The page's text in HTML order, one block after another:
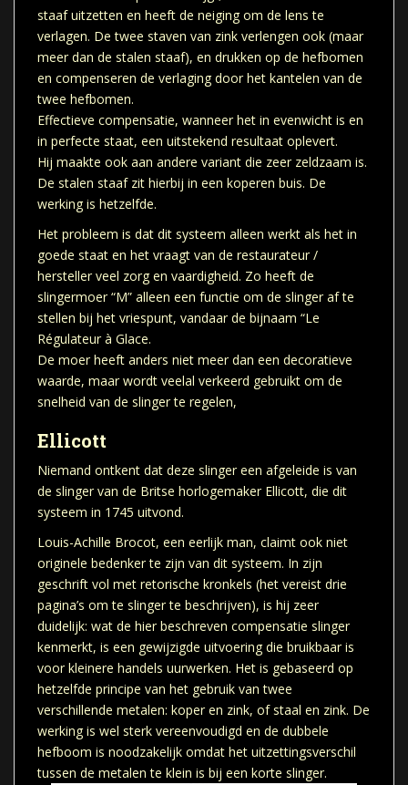
staaf uitzetten en heeft de neiging om de lens te
verlagen. De twee staven van zink verlengen ook (maar
meer dan de stalen staaf), en drukken op de hefbomen
en compenseren de verlaging door het kantelen van de
twee hefbomen.
Effectieve compensatie, wanneer het in evenwicht is en
in perfecte staat, een uitstekend resultaat oplevert.
Hij maakte ook aan andere variant die zeer zeldzaam is.
De stalen staaf zit hierbij in een koperen buis. De
werking is hetzelfde.
Het probleem is dat dit systeem alleen werkt als het in
goede staat en het vraagt van de restaurateur /
hersteller veel zorg en vaardigheid. Zo heeft de
slingermoer “M” alleen een functie om de slinger af te
stellen bij het vriespunt, vandaar de bijnaam “Le
Régulateur à Glace.
De moer heeft anders niet meer dan een decoratieve
waarde, maar wordt veelal verkeerd gebruikt om de
snelheid van de slinger te regelen,
Ellicott
Niemand ontkent dat deze slinger een afgeleide is van
de slinger van de Britse horlogemaker Ellicott, die dit
systeem in 1745 uitvond.
Louis-Achille Brocot, een eerlijk man, claimt ook niet
originele bedenker te zijn van dit systeem. In zijn
geschrift vol met retorische kronkels (het vereist drie
pagina’s om te slinger te beschrijven), is hij zeer
duidelijk: wat de hier beschreven compensatie slinger
kenmerkt, is een gewijzigde uitvoering die bruikbaar is
voor kleinere handels uurwerken. Het is gebaseerd op
hetzelfde principe van het gebruik van twee
verschillende metalen: koper en zink, of staal en zink. De
werking is wel sterk vereenvoudigd en de dubbele
hefboom is noodzakelijk omdat het uitzettingsverschil
tussen de metalen te klein is bij een korte slinger.